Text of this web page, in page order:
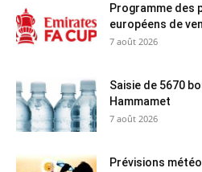
Programme des
européens de
7 août 2026
Saisie de 5670
Hammamet
7 août 2026
Prévisions